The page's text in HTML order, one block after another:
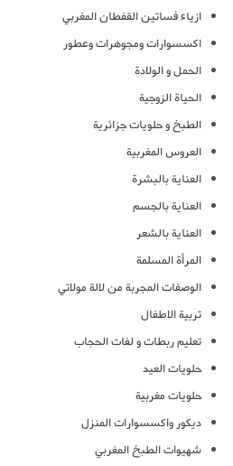
ازياء فساتين القفطان المغربي
اكسسوارات ومجوهرات وعطور
الحمل و الولادة
الحياة الزوجية
الطبخ و حلويات جزائرية
العروس المغربية
العناية بالبشرة
العناية بالجسم
العناية بالشعر
المرأة المسلمة
الوصفات المجربة من لالة مولاتي
تربية الاطفال
تعليم ربطات و لفات الحجاب
حلويات العيد
حلويات مغربية
ديكور واكسسوارات المنزل
شهيوات الطبخ المغربي